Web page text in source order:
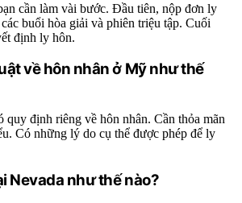
cần làm vài bước. Đầu tiên, nộp đơn ly
buổi hòa giải và phiên triệu tập. Cuối
định ly hôn.
về hôn nhân ở Mỹ như thế
định riêng về hôn nhân. Cần thỏa mãn
Có những lý do cụ thể được phép để ly
Nevada như thế nào?